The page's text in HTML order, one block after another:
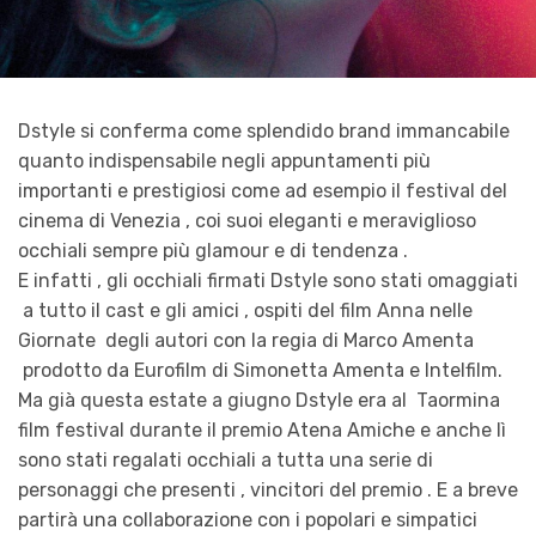
Dstyle si conferma come splendido brand immancabile
quanto indispensabile negli appuntamenti più
importanti e prestigiosi come ad esempio il festival del
cinema di Venezia , coi suoi eleganti e meraviglioso
occhiali sempre più glamour e di tendenza .
E infatti , gli occhiali firmati Dstyle sono stati omaggiati
a tutto il cast e gli amici , ospiti del film Anna nelle
Giornate degli autori con la regia di Marco Amenta
prodotto da Eurofilm di Simonetta Amenta e Intelfilm.
Ma già questa estate a giugno Dstyle era al Taormina
film festival durante il premio Atena Amiche e anche lì
sono stati regalati occhiali a tutta una serie di
personaggi che presenti , vincitori del premio . E a breve
partirà una collaborazione con i popolari e simpatici